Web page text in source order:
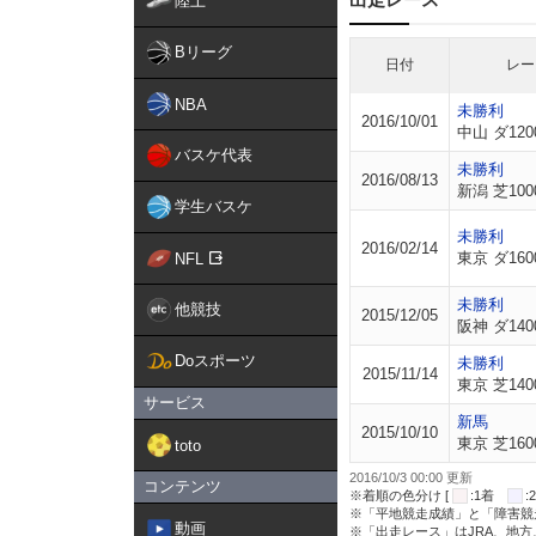
Bリーグ
NBA
バスケ代表
学生バスケ
NFL
他競技
Doスポーツ
サービス
toto
コンテンツ
動画
日付 レ
2016/10/01
未勝利
中山 ダ
2016/08/13
未勝利
新潟 芝
2016/02/14
未勝利
東京 ダ
2015/12/05
未勝利
阪神 ダ
2015/11/14
未勝利
東京 芝
2015/10/10
新馬
東京 芝
2016/10/3 00:00 更新
※着順の色分け [
:1着
※「平地競走成績」と「障害
※「出走レース」はJRA、地方